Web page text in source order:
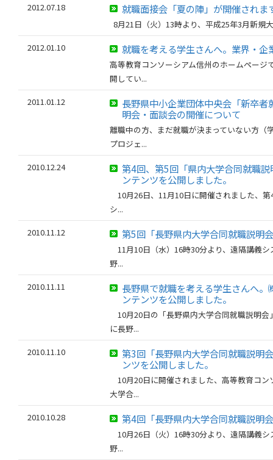
2012.07.18
就職面接会「夏の陣」が開催されま
8月21日（火）13時より、平成25年3月新規
2012.01.10
就職を考える学生さんへ。業界・企
高等教育コンソーシアム信州のホームページ
開してい...
2011.01.12
長野県中小企業団体中央会「新卒
明会・面談会の開催について
離職中の方、まだ就職が決まっていない方（
プロジェ...
2010.12.24
第4回、第5回「県内大学合同就職
ンテンツを公開しました。
10月26日、11月10日に開催されました、
シ...
2010.11.12
第5回「長野県内大学合同就職説明
11月10日（水）16時30分より、遠隔講義
野...
2010.11.11
長野県で就職を考える学生さんへ。
ンテンツを公開しました。
10月20日の「長野県内大学合同就職説明会
に長野...
2010.11.10
第3回「長野県内大学合同就職説明
ンツを公開しました。
10月20日に開催されました、高等教育コン
大学合...
2010.10.28
第4回「長野県内大学合同就職説明
10月26日（火）16時30分より、遠隔講義
野...